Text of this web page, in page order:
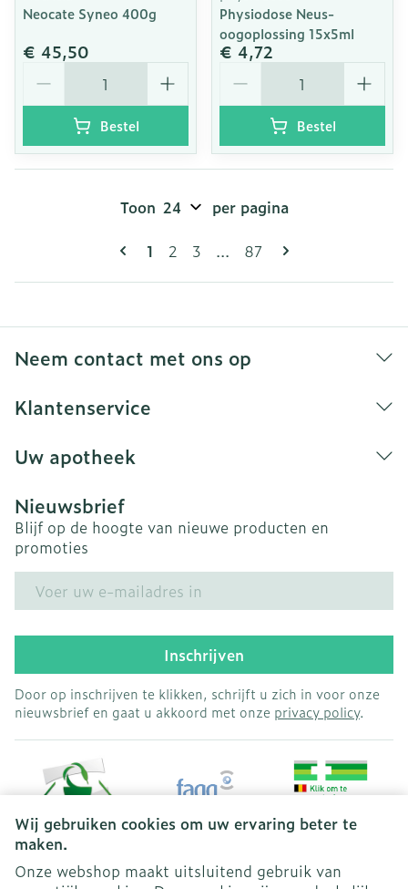
Wij gebruiken cookies om uw ervaring beter te
maken.
Onze webshop maakt uitsluitend gebruik van
Neocate Syneo 400g
€ 45,50
Bestel
Physiodose Neus-
oogoplossing 15x5ml
€ 4,72
Bestel
Pagina's
U lees momenteel pagina
1 Pagina
2 Pagina
3 ... Pagina
87
Toon per pagina
Neem contact met ons op
Klantenservice
Uw apotheek
Nieuwsbrief
Blijf op de hoogte van nieuwe producten en
promoties
Inschrijven
Door op inschrijven te klikken, schrijft u zich in voor onze
nieuwsbrief en gaat u akkoord met onze privacy policy.